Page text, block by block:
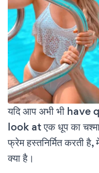
यदि आप अभी भी have
look at एक धूप का
फ्रेम हस्तनिर्मित
क्या है।